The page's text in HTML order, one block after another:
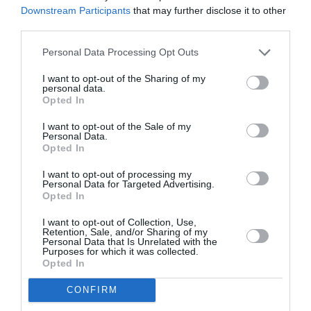
Downstream Participants that may further disclose it to other
Personal Data Processing Opt Outs
I want to opt-out of the Sharing of my
personal data.
Opted In
I want to opt-out of the Sale of my
Personal Data.
Opted In
I want to opt-out of processing my
Personal Data for Targeted Advertising.
Opted In
I want to opt-out of Collection, Use,
Retention, Sale, and/or Sharing of my
Personal Data that Is Unrelated with the
Purposes for which it was collected.
Opted In
CONFIRM
καλλιτέχνες. Τα έργα του Κληροδοτήματος της Μαρίας
Μουσείου Μπενάκη, καθώς και του πλήρους τόμου τον
οποίο συνοδεύει.
Περισσότερο από οτιδήποτε άλλο, τόσο η έκθεση όσο
και το βιβλίο, είναι το πορτρέτο μιας γυναίκας που
έγραψε τη δική της ιστορία στον χώρο της σύγχρονης
τέχνης στην Ελλάδα, που αγάπησε την τέχνη όσο και τη
ΕΠΙΜΕΛΗΤΡΙΑ ΤΗΣ ΕΚΘΕΣΗΣ
Η Μαρία Δημητριάδη δεν αρκέστηκε να συνεχίσει την
ασφαλή παρουσίαση των αναγνωρισμένων
καλλιτεχνών της παλαιότερης γενιάς, με τους οποίους